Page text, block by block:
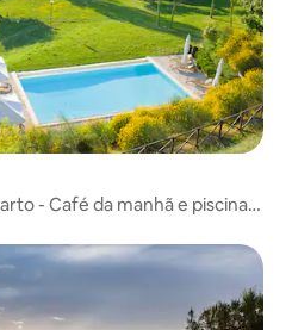
- Café da manhã e piscina